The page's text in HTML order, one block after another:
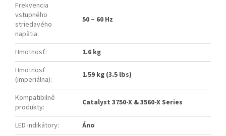
Frekvencia
vstupného
striedavého
napätia:
50 – 60 Hz
Hmotnosť:
1.6 kg
Hmotnosť
(imperiálna): 1.59 kg (3.5 lbs)
Kompatibilné
produkty: Catalyst 3750-X & 3560-X Series
LED indikátory:
Áno